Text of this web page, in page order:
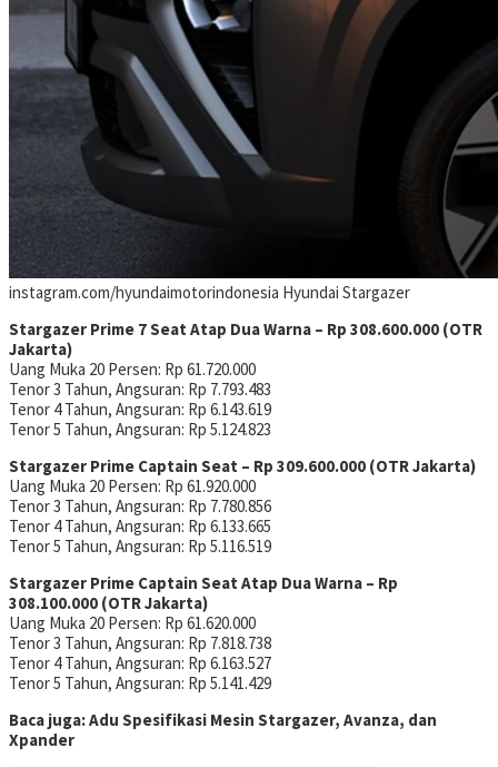
instagram.com/hyundaimotorindonesia Hyundai Stargazer
Stargazer Prime 7 Seat Atap Dua Warna – Rp 308.600.000 (OTR
Jakarta)
Uang Muka 20 Persen: Rp 61.720.000
Tenor 3 Tahun, Angsuran: Rp 7.793.483
Tenor 4 Tahun, Angsuran: Rp 6.143.619
Tenor 5 Tahun, Angsuran: Rp 5.124.823
Stargazer Prime Captain Seat – Rp 309.600.000 (OTR Jakarta)
Uang Muka 20 Persen: Rp 61.920.000
Tenor 3 Tahun, Angsuran: Rp 7.780.856
Tenor 4 Tahun, Angsuran: Rp 6.133.665
Tenor 5 Tahun, Angsuran: Rp 5.116.519
Stargazer Prime Captain Seat Atap Dua Warna – Rp
308.100.000 (OTR Jakarta)
Uang Muka 20 Persen: Rp 61.620.000
Tenor 3 Tahun, Angsuran: Rp 7.818.738
Tenor 4 Tahun, Angsuran: Rp 6.163.527
Tenor 5 Tahun, Angsuran: Rp 5.141.429
Baca juga: Adu Spesifikasi Mesin Stargazer, Avanza, dan
Xpander